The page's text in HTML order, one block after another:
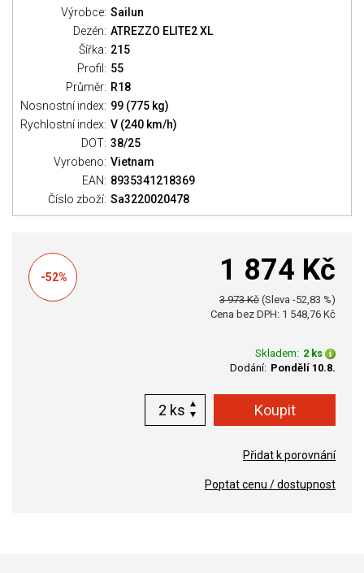
Výrobce: Sailun
Dezén: ATREZZO ELITE2 XL
Šířka: 215
Profil: 55
Průměr: R18
Nosnostní index: 99 (775 kg)
Rychlostní index: V (240 km/h)
DOT: 38/25
Vyrobeno: Vietnam
EAN: 8935341218369
Číslo zboží: Sa3220020478
-52% 1 874 Kč
3 973 Kč (Sleva -52,83 %)
Cena bez DPH: 1 548,76 Kč
Skladem: 2 ks
Dodání: Pondělí 10.8.
ks
Přidat k porovnání
Poptat cenu / dostupnost